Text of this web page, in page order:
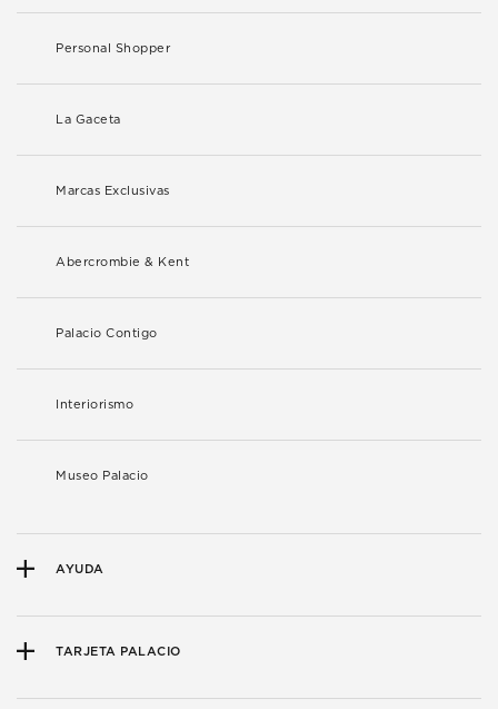
Personal Shopper
La Gaceta
Marcas Exclusivas
Abercrombie & Kent
Palacio Contigo
Interiorismo
Museo Palacio
AYUDA
TARJETA PALACIO